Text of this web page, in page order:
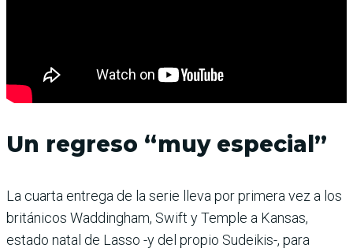
Un regreso “muy especial”
La cuarta entrega de la serie lleva por primera vez a los
británicos Waddingham, Swift y Temple a Kansas,
estado natal de Lasso -y del propio Sudeikis-, para